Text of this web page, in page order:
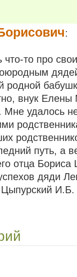
:
что-то про
родной
внук Елены
удалось
путь, а
отца
дяди
И.Б.